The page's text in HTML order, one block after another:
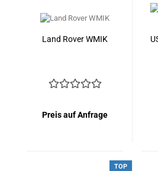
Land Rover WMIK
Preis auf Anfrage
TOP